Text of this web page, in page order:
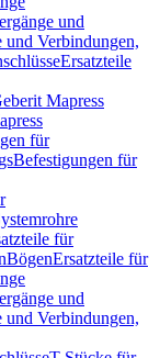
und
und Verbindungen,
Ersatzteile
Mapress
für
Befestigungen für
für
BögenErsatzteile für
und
und Verbindungen,